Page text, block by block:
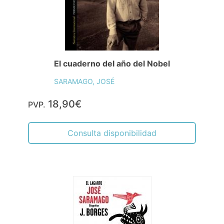
El cuaderno del año del Nobel
SARAMAGO, JOSÉ
PVP. 18,90€
Consulta disponibilidad